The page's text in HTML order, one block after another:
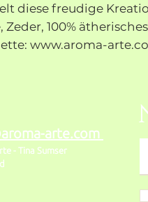
diese freudige
Zeder, 100%
www.aroma-
arte.com
- Tina Sumser